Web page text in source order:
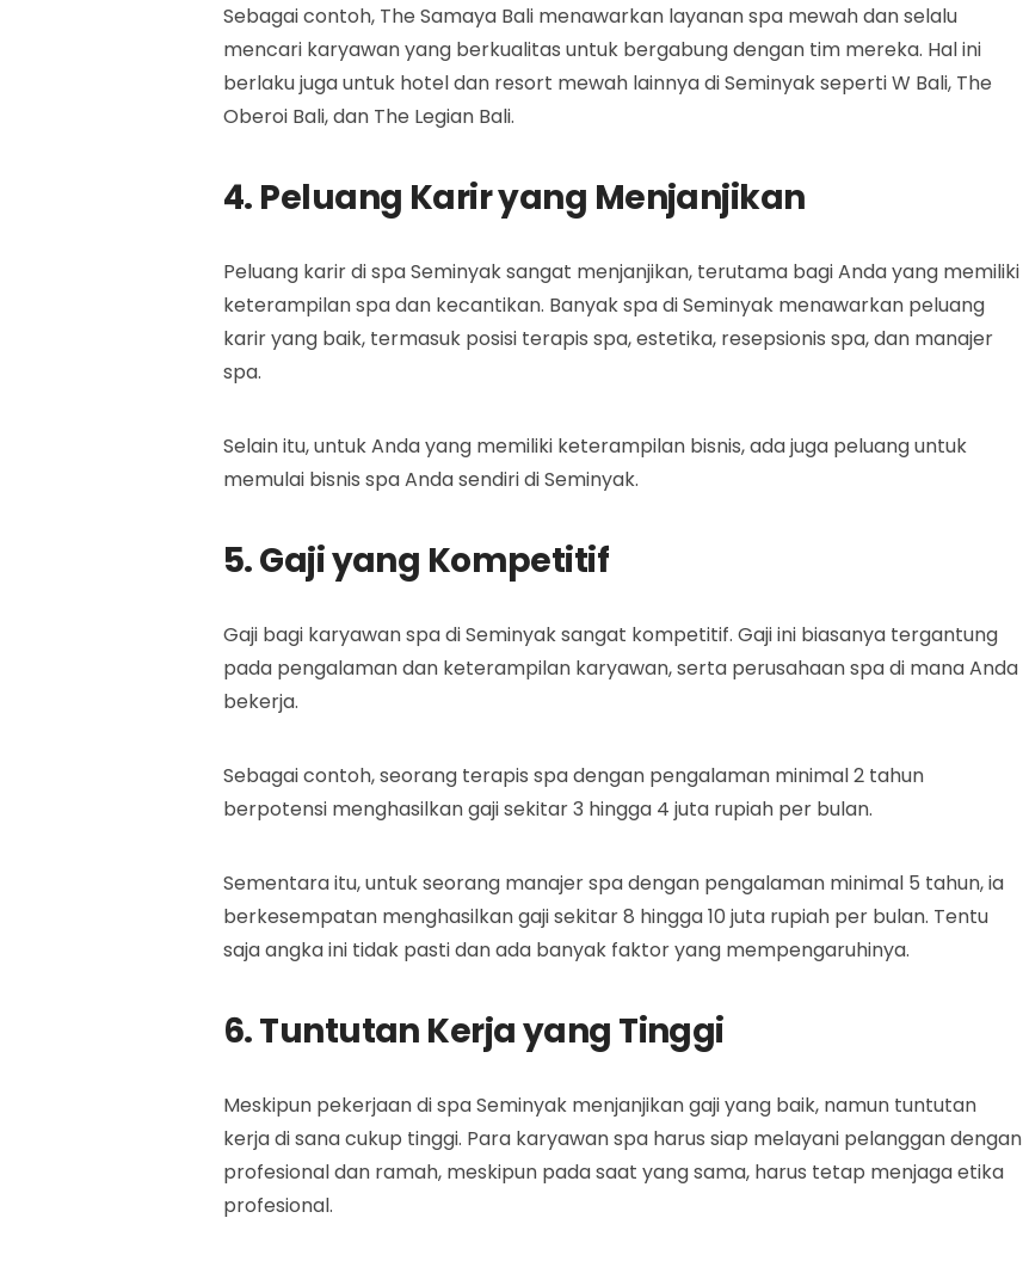
Sebagai contoh, The Samaya Bali menawarkan layanan spa mewah dan selalu
mencari karyawan yang berkualitas untuk bergabung dengan tim mereka. Hal ini
berlaku juga untuk hotel dan resort mewah lainnya di Seminyak seperti W Bali, The
Oberoi Bali, dan The Legian Bali.
4. Peluang Karir yang Menjanjikan
Peluang karir di spa Seminyak sangat menjanjikan, terutama bagi Anda yang memiliki
keterampilan spa dan kecantikan. Banyak spa di Seminyak menawarkan peluang
karir yang baik, termasuk posisi terapis spa, estetika, resepsionis spa, dan manajer
spa.
Selain itu, untuk Anda yang memiliki keterampilan bisnis, ada juga peluang untuk
memulai bisnis spa Anda sendiri di Seminyak.
5. Gaji yang Kompetitif
Gaji bagi karyawan spa di Seminyak sangat kompetitif. Gaji ini biasanya tergantung
pada pengalaman dan keterampilan karyawan, serta perusahaan spa di mana Anda
bekerja.
Sebagai contoh, seorang terapis spa dengan pengalaman minimal 2 tahun
berpotensi menghasilkan gaji sekitar 3 hingga 4 juta rupiah per bulan.
Sementara itu, untuk seorang manajer spa dengan pengalaman minimal 5 tahun, ia
berkesempatan menghasilkan gaji sekitar 8 hingga 10 juta rupiah per bulan. Tentu
saja angka ini tidak pasti dan ada banyak faktor yang mempengaruhinya.
6. Tuntutan Kerja yang Tinggi
Meskipun pekerjaan di spa Seminyak menjanjikan gaji yang baik, namun tuntutan
kerja di sana cukup tinggi. Para karyawan spa harus siap melayani pelanggan dengan
profesional dan ramah, meskipun pada saat yang sama, harus tetap menjaga etika
profesional.